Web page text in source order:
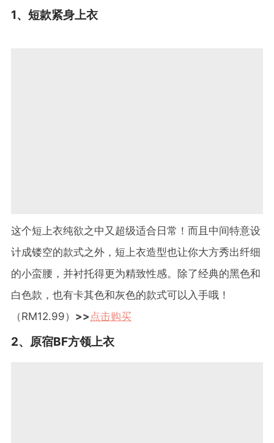
1、短款紧身上衣
这个短上衣纯欲之中又超级适合日常！而且中间特意设
计成镂空的款式之外，短上衣造型也让你大方秀出纤细
的小蛮腰，并衬托得更为精致性感。除了经典的黑色和
白色款，也有卡其色和灰色的款式可以入手哦！
（RM12.99） >> 点击购买
2、原宿BF方领上衣